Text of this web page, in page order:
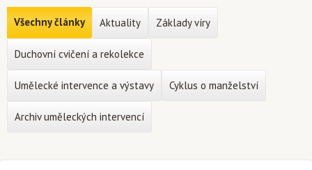
Všechny články Aktuality Základy víry
Duchovní cvičení a rekolekce
Umělecké intervence a výstavy Cyklus o manželství
Archiv uměleckých intervencí